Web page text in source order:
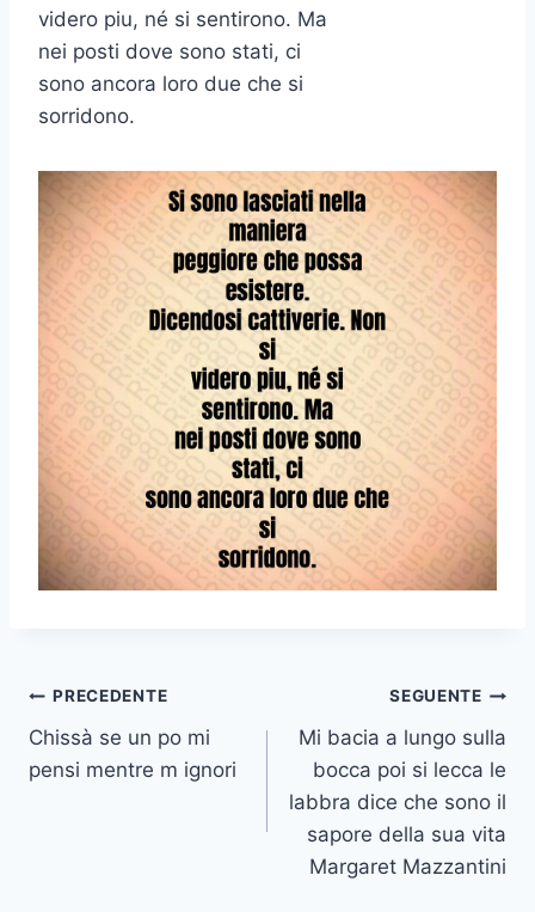
videro piu, né si sentirono. Ma
nei posti dove sono stati, ci
sono ancora loro due che si
sorridono.
Navigazione
articoli
PRECEDENTE
Chissà se un po mi
pensi mentre m ignori
SEGUENTE
Mi bacia a lungo sulla
bocca poi si lecca le
labbra dice che sono il
sapore della sua vita
Margaret Mazzantini